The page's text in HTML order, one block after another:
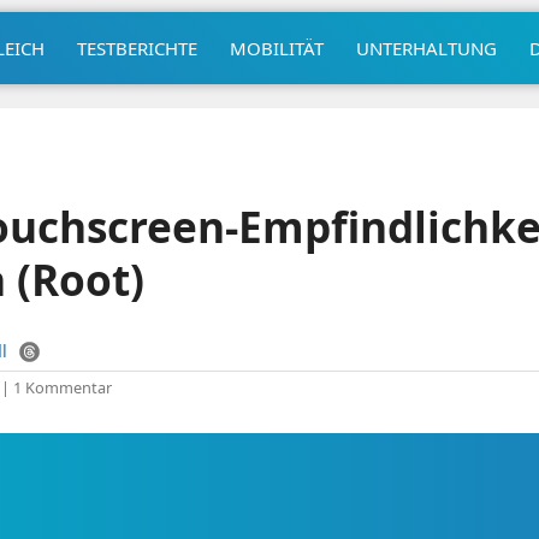
TESTBERICHTE MOBILITÄT UNTERHALTUNG
(Root)
1 Kommentar